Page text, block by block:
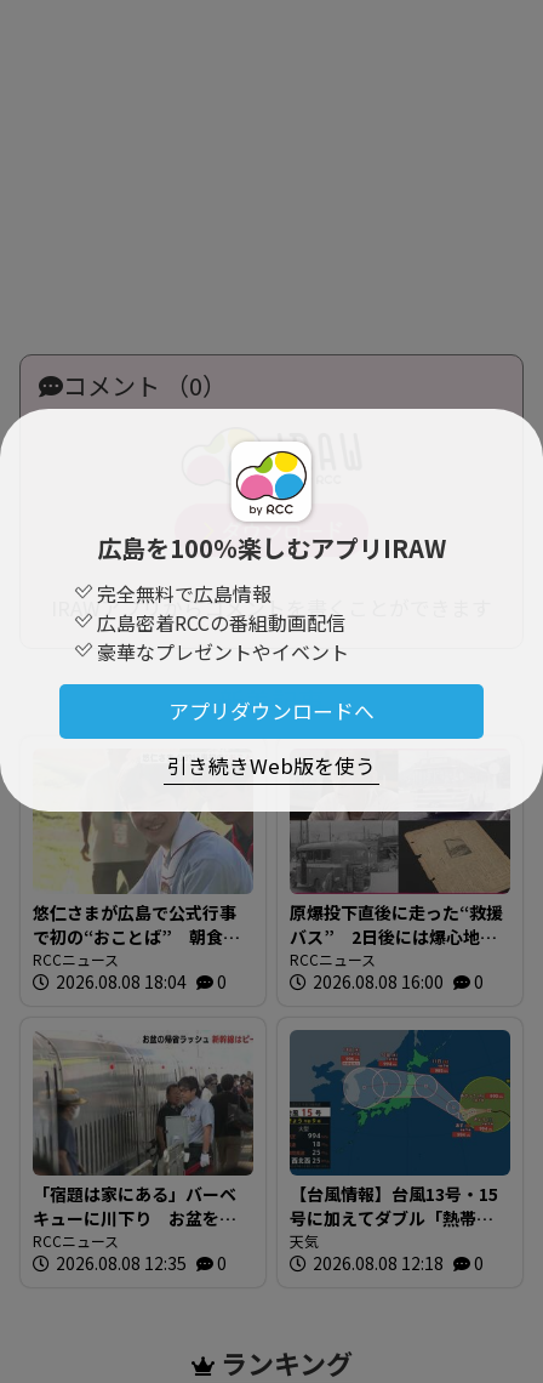
広島を100％楽しむアプリIRAW
完全無料で広島情報
広島密着RCCの番組動画配信
豪華なプレゼントやイベント
アプリダウンロードへ
引き続きWeb版を使う
コメント （0）
IRAWアプリからコメントを書くことができます
新着記事
悠仁さまが広島で公式行事
で初の“おことば” 朝食作
りや丸太切りも 福山市で
は博物館を視察
RCCニュース
2026.08.08 18:04 0
原爆投下直後に走った“救援
バス” 2日後には爆心地至
近に路線バスも 戦時下か
ら復興まで支えた“バスの歴
RCCニュース
2026.08.08 16:00 0
「宿題は家にある」バーベ
キューに川下り お盆をふ
るさとで 帰省ラッシュピ
ークで新幹線の下りはほぼ
RCCニュース
2026.08.08 12:35 0
【台風情報】台風13号・15
号に加えてダブル「熱帯低
気圧」発生へ 15号はお盆
に日本直撃か ※18日まで
天気
2026.08.08 12:18 0
ランキング